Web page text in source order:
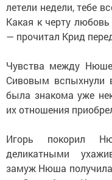
летели недели, тебе
Какая к черту
— прочитал Крид
Чувства между
Сивовым вспыхнули
была знакома уже
их отношения
Игорь покорил
деликатными
замуж Нюша